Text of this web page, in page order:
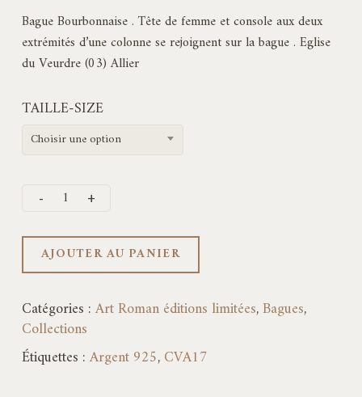
Bague Bourbonnaise . Tête de femme et console aux deux
extrémités d’une colonne se rejoignent sur la bague . Eglise
du Veurdre (03) Allier
TAILLE-SIZE
Choisir une option
AJOUTER AU PANIER
Catégories :Art Roman éditions limitées,Bagues,
Collections
Étiquettes :Argent 925,CVA17